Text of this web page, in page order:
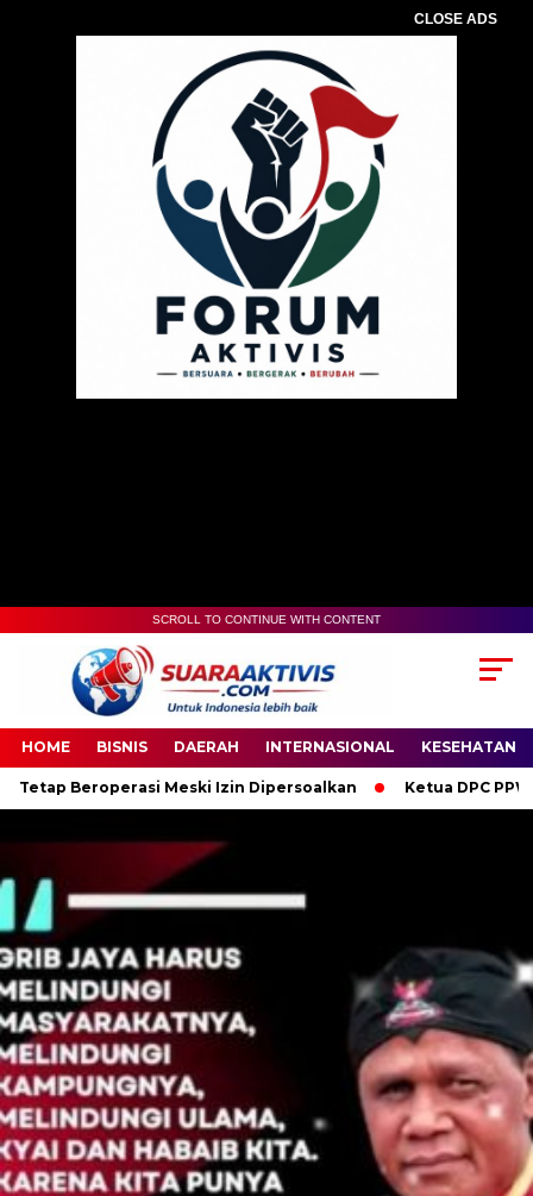
CLOSE ADS
00:00
SCROLL TO CONTINUE WITH CONTENT
HOME BISNIS DAERAH INTERNASIONAL KESEHATAN
Meski Izin Dipersoalkan Ketua DPC PPWI OKI Bersama